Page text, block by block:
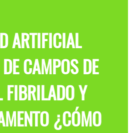
ARTIFICIAL
CAMPOS DE
FIBRILADO Y
¿CÓMO